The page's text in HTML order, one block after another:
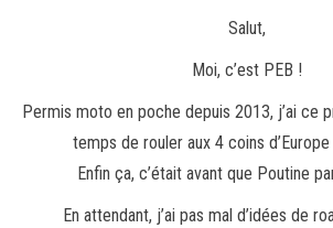
Salut,
Moi, c’est PEB !
Permis moto en poche depuis 2013, j’ai ce
temps de rouler aux 4 coins
Enfin ça, c’était avant que Poutine
En attendant, j’ai pas mal d’idées de